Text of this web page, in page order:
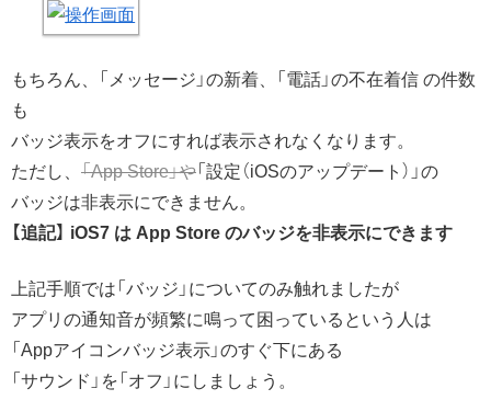
もちろん、「メッセージ」の新着、「電話」の不在着信 の件数
も
バッジ表示をオフにすれば表示されなくなります。
ただし、 「App Store」や「設定（iOSのアップデート）」の
バッジは非表示にできません。
【追記】 iOS7 は App Store のバッジを非表示にできます
上記手順では「バッジ」についてのみ触れましたが
アプリの通知音が頻繁に鳴って困っているという人は
「Appアイコンバッジ表示」のすぐ下にある
「サウンド」を「オフ」にしましょう。